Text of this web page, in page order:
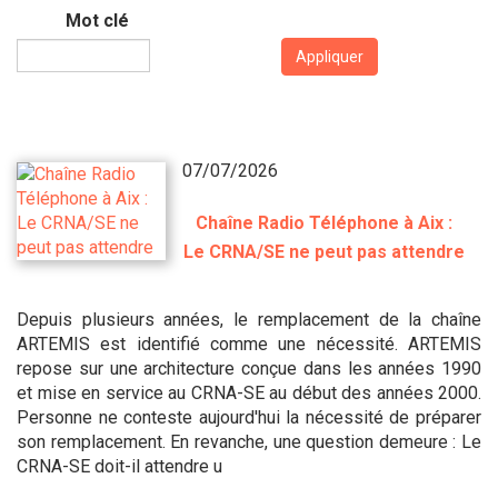
Mot clé
Appliquer
07/07/2026
Chaîne Radio Téléphone à Aix :
Le CRNA/SE ne peut pas attendre
Depuis plusieurs années, le remplacement de la chaîne
ARTEMIS est identifié comme une nécessité. ARTEMIS
repose sur une architecture conçue dans les années 1990
et mise en service au CRNA-SE au début des années 2000.
Personne ne conteste aujourd'hui la nécessité de préparer
son remplacement. En revanche, une question demeure : Le
CRNA-SE doit-il attendre u